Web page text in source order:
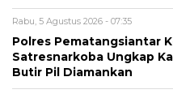
Rabu, 5 Agustus 2026 - 07:35
Polres Pematangsiantar
Satresnarkoba Ungkap
Butir Pil Diamankan